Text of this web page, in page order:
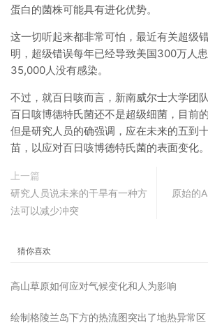
蛋白的菌株可能具有进化优势。
这一切听起来都非常可怕，最近有关超级
明，超级错误每年已经导致美国300万人
35,000人没有感染。
不过，就百日咳而言，新南威尔士大学团
百日咳博德特氏菌还不是超级细菌，目前
但是研究人员的确强调，应在未来的五到
苗，以应对百日咳博德特氏菌的表面变化。
上一篇
研究人员说未来的干旱有一种方
法可以减少冲突
原始的
猜你喜欢
高山草原如何应对气候变化和人为影响
绘制格陵兰岛下方的热流图突出了地热异常区